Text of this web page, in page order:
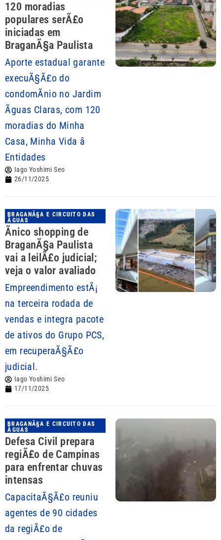
120 moradias
populares serÃ£o
iniciadas em
BraganÃ§a Paulista
Aporte estadual garante
execuÃ§Ã£o do
condomÃ­nio no Jardim
Ãguas Claras, com 120
moradias do Minha
Casa, Minha Vida â
Entidades
Iago Yoshimi Seo
26/11/2025
BRAGANÃ§A E CIRCUITO DAS
ÃGUAS
Ãnico shopping de
BraganÃ§a Paulista
vai a leilÃ£o judicial;
veja o valor avaliado
Empreendimento estÃ¡
na terceira rodada de
vendas e integra pacote
de ativos do Grupo PCS,
em recuperaÃ§Ã£o
judicial.
Iago Yoshimi Seo
17/11/2025
BRAGANÃ§A E CIRCUITO DAS
ÃGUAS
Defesa Civil prepara
regiÃ£o de Campinas
para enfrentar chuvas
intensas
CapacitaÃ§Ã£o reuniu
agentes de 90 cidades
da regiÃ£o de